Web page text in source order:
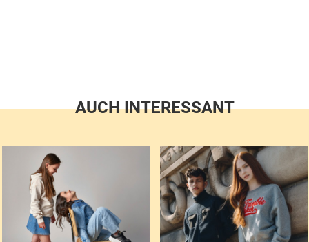
AUCH INTERESSANT